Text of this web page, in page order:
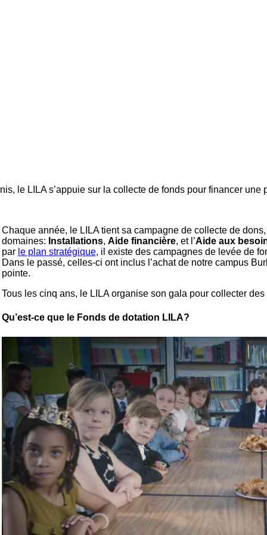
le LILA s’appuie sur la collecte de fonds pour financer
Chaque année, le LILA tient sa campagne de collecte de
domaines: Installations, Aide financière, et l’Aide aux
par le plan stratégique, il existe des campagnes de levée de
Dans le passé, celles-ci ont inclus l’achat de notre campus
pointe.
Tous les cinq ans, le LILA organise son gala pour collecter
Qu’est-ce que le Fonds de dotation LILA?